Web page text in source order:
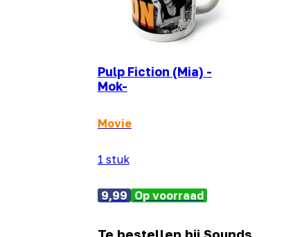
Pulp Fiction (Mia) -
Mok-
Movie
1 stuk
9,99 Op voorraad